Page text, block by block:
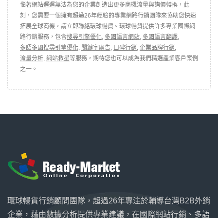
惱著網站遲遲無法為您的企業創造出更多商機流量與詢價轉換，此
刻，您需要一個擁有超過26年經驗的專業網路行銷團隊來協助您快速
拓展全球商機， 請立即聯絡環球暢貨 。環球暢貨提供許多專業國際網
路行銷服務，包含搜尋引擎優化, 多國語言網站, 多國語言翻譯,
多語多國搜尋引擎優化, 關鍵字廣告, 口碑行銷, 企業品牌行銷,
流量分析, 網站救星等服務，期待您也可以成為我們精選產業客戶案例
之一。
環球暢貨行銷顧問團隊，超過26年專注於輔導台灣B2B外銷
企業，藉由數據分析提供專業建議，在國際網站行銷、多語